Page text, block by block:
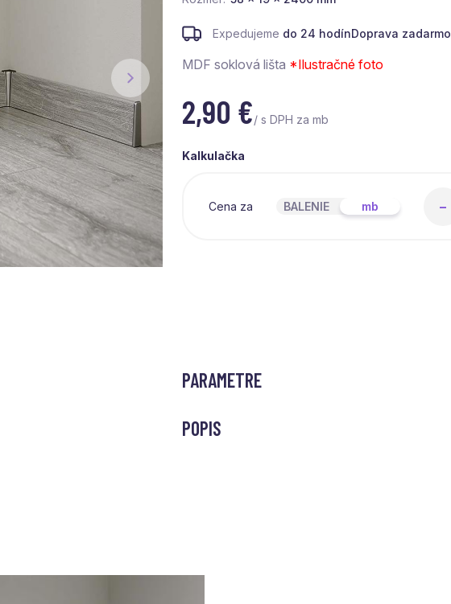
Expedujeme do 24 hodínDoprava zadarmo
MDF soklová lišta *Ilustračné foto
2,90 €/ s DPH za mb
Kalkulačka
Cena za BALENIE mb -
PARAMETRE
POPIS